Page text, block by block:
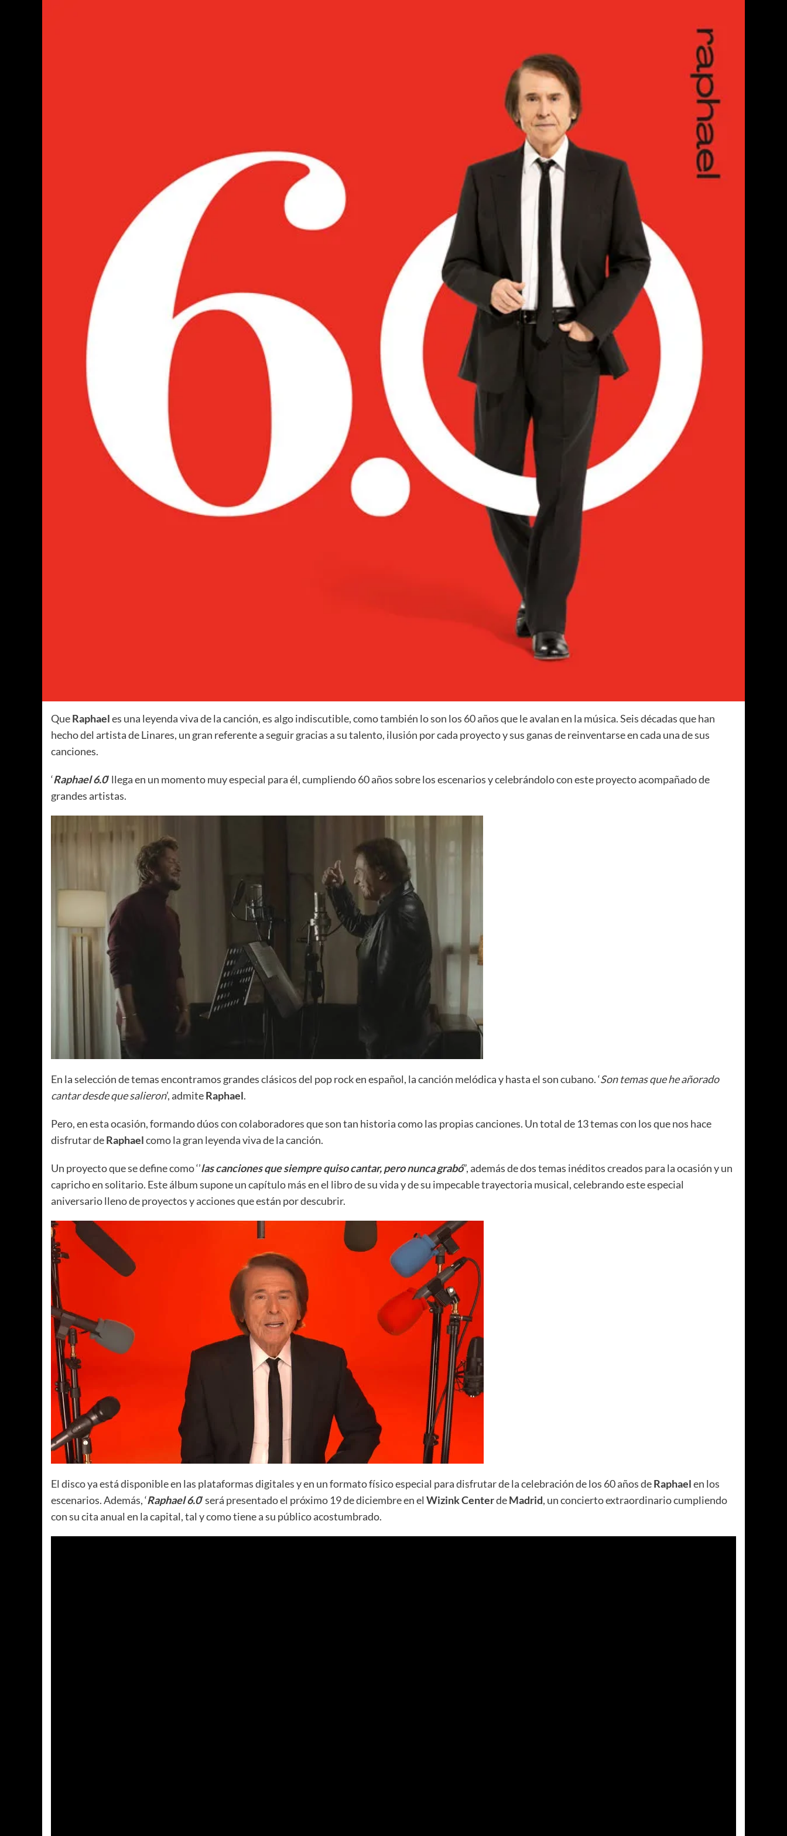
QueRaphaeles una leyenda viva de la canción, es algo indiscutible, como también lo son los 60 años que le avalan en la música. Seis décadas que han
hecho del artista de Linares, un gran referente a seguir gracias a su talento, ilusión por cada proyecto y sus ganas de reinventarse en cada una de sus
canciones.
‘Raphael 6.0’ llega en un momento muy especial para él, cumpliendo 60 años sobre los escenarios y celebrándolo con este proyecto acompañado de
grandes artistas.
En la selección de temas encontramos grandes clásicos del pop rock en español, la canción melódica y hasta el son cubano. ‘Son temas que he añorado
cantar desde que salieron’, admiteRaphael.
Pero, en esta ocasión, formando dúos con colaboradores que son tan historia como las propias canciones. Un total de 13 temas con los que nos hace
disfrutar deRaphaelcomo la gran leyenda viva de la canción.
Un proyecto que se define como ‘’las canciones que siempre quiso cantar, pero nunca grabó”, además de dos temas inéditos creados para la ocasión y un
capricho en solitario. Este álbum supone un capítulo más en el libro de su vida y de su impecable trayectoria musical, celebrando este especial
aniversario lleno de proyectos y acciones que están por descubrir.
El disco ya está disponible en las plataformas digitales y en un formato físico especial para disfrutar de la celebración de los 60 años deRaphaelen los
escenarios. Además, ‘Raphael 6.0’ será presentado el próximo 19 de diciembre en el Wizink CenterdeMadrid, un concierto extraordinario cumpliendo
con su cita anual en la capital, tal y como tiene a su público acostumbrado.